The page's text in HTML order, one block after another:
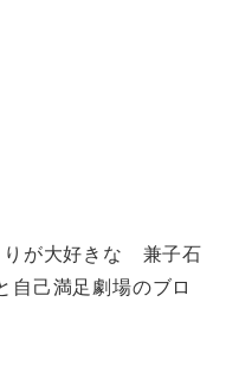
が大好きな 兼子石
己満足劇場のブロ